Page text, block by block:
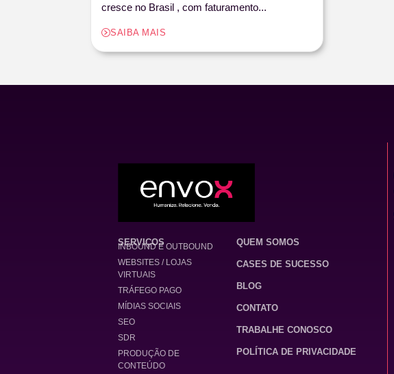
cresce no Brasil , com faturamento...
SAIBA MAIS
SERVIÇOS
INBOUND E OUTBOUND
WEBSITES / LOJAS
VIRTUAIS
TRÁFEGO PAGO
MÍDIAS SOCIAIS
SEO
SDR
PRODUÇÃO DE
CONTEÚDO
QUEM SOMOS
CASES DE SUCESSO
BLOG
CONTATO
TRABALHE CONOSCO
POLÍTICA DE PRIVACIDADE